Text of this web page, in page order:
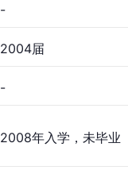
-
2004届
-
2008年入学，未毕业